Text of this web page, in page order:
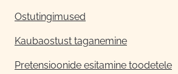
Ostutingimused
Kaubaostust taganemine
Pretensioonide esitamine toodetele